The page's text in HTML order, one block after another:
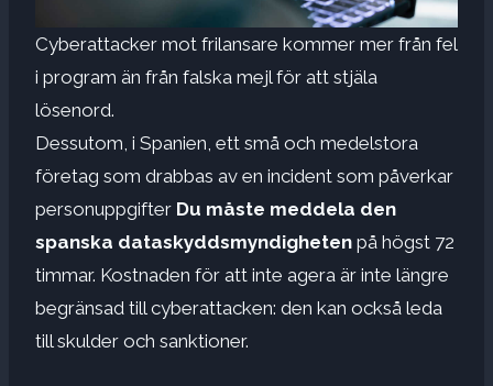
Cyberattacker mot frilansare kommer mer från fel
i program än från falska mejl för att stjäla
lösenord.
Dessutom, i Spanien, ett små och medelstora
företag som drabbas av en incident som påverkar
personuppgifter Du måste meddela den
spanska dataskyddsmyndigheten på högst 72
timmar. Kostnaden för att inte agera är inte längre
begränsad till cyberattacken: den kan också leda
till skulder och sanktioner.